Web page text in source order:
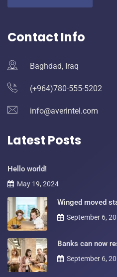
Contact Info
Baghdad, Iraq
(+964)780-555-5202
info@averintel.com
Latest Posts
Hello world!
May 19, 2024
Winged moved
September 6,
Banks can now
September 6,